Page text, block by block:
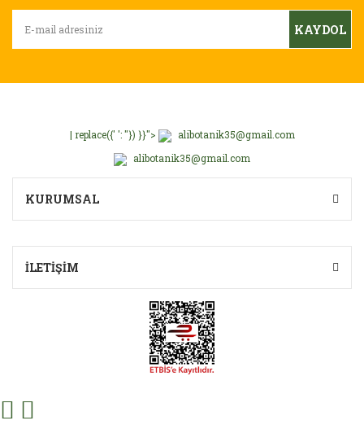
KAYDOL
| replace({' ': ''}) }}">
alibotanik35@gmail.com
alibotanik35@gmail.com
KURUMSAL
İLETİŞİM